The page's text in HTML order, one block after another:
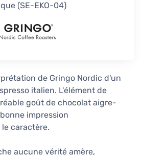
(SE-EKO-04)
de Gringo Nordic d'un
italien. L'élément de
goût de chocolat aigre-
impression
caractère.
aucune vérité amère,